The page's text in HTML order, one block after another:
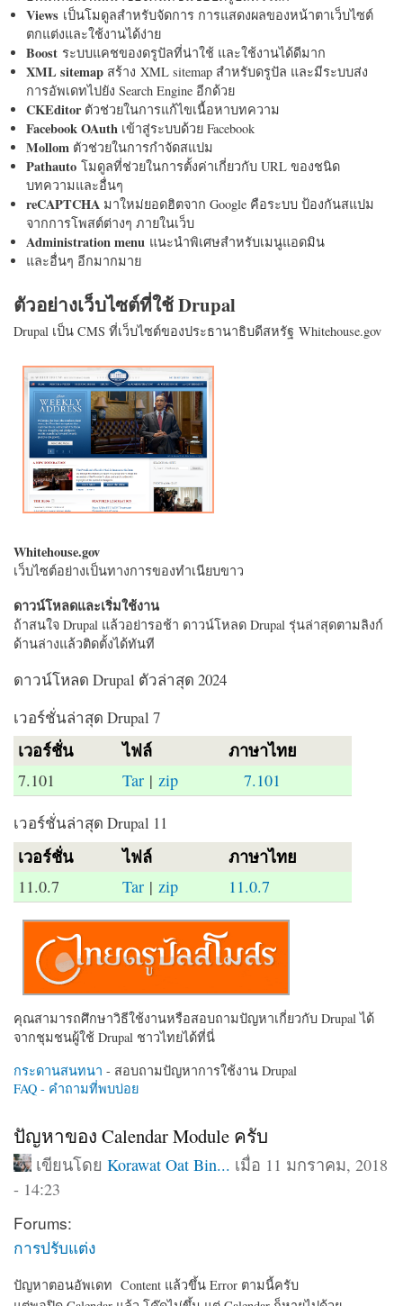
Views เป็นโมดูลสำหรับจัดการ การแสดงผลของหน้าตาเว็บไซต์
ตกแต่งและใช้งานได้ง่าย
Boost ระบบแคชของดรูปัลที่น่าใช้ และใช้งานได้ดีมาก
XML sitemap สร้าง XML sitemap สำหรับดรูปัล และมีระบบส่ง
การอัพเดทไปยัง Search Engine อีกด้วย
CKEditorตัวช่วยในการแก้ไขเนื้อหาบทความ
Facebook OAuth เข้าสู่ระบบด้วย Facebook
Mollom ตัวช่วยในการกำจัดสแปม
Pathauto โมดูลที่ช่วยในการตั้งค่าเกี่ยวกับ URL ของชนิด
บทความและอื่นๆ
reCAPTCHA มาใหม่ยอดฮิตจาก Google คือระบบ ป้องกันสแปม
จากการโพสต์ต่างๆ ภายในเว็บ
Administration menu แนะนำพิเศษสำหรับเมนูแอดมิน
และอื่นๆ อีกมากมาย
ตัวอย่างเว็บไซต์ที่ใช้ Drupal
Drupal เป็น CMS ที่เว็บไซต์ของประธานาธิบดีสหรัฐ Whitehouse.gov
Whitehouse.gov
เว็บไซต์อย่างเป็นทางการของทำเนียบขาว
ดาวน์โหลดและเริ่มใช้งาน
ถ้าสนใจ Drupal แล้วอย่ารอช้า ดาวน์โหลด Drupal รุ่นล่าสุดตามลิงก์
ด้านล่างแล้วติดตั้งได้ทันที
ดาวน์โหลด Drupal ตัวล่าสุด 2024
เวอร์ชั่นล่าสุด Drupal 7
เวอร์ชั่น ไฟล์ ภาษาไทย
7.101 Tar |zip 7.101
เวอร์ชั่นล่าสุด Drupal 11
เวอร์ชั่น ไฟล์ ภาษาไทย
11.0.7 Tar | zip 11.0.7
คุณสามารถศึกษาวิธีใช้งานหรือสอบถามปัญหาเกี่ยวกับ Drupal ได้
จากชุมชนผู้ใช้ Drupal ชาวไทยได้ที่นี่
กระดานสนทนา - สอบถามปัญหาการใช้งาน Drupal
FAQ - คำถามที่พบบ่อย
ปัญหาของ Calendar Module ครับ
เขียนโดย Korawat Oat Bin... เมื่อ 11 มกราคม, 2018
- 14:23
Forums:
การปรับแต่ง
ปัญหาตอนอัพเดท Content แล้วขึ้น Error ตามนี้ครับ